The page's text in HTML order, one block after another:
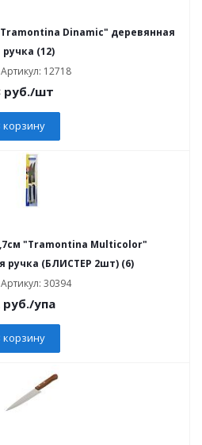
Dinamic" деревянная
ручка (12)
Артикул: 12718
руб./шт
корзину
"Tramontina Multicolor"
ручка (БЛИСТЕР 2шт) (6)
Артикул: 30394
руб./упа
корзину